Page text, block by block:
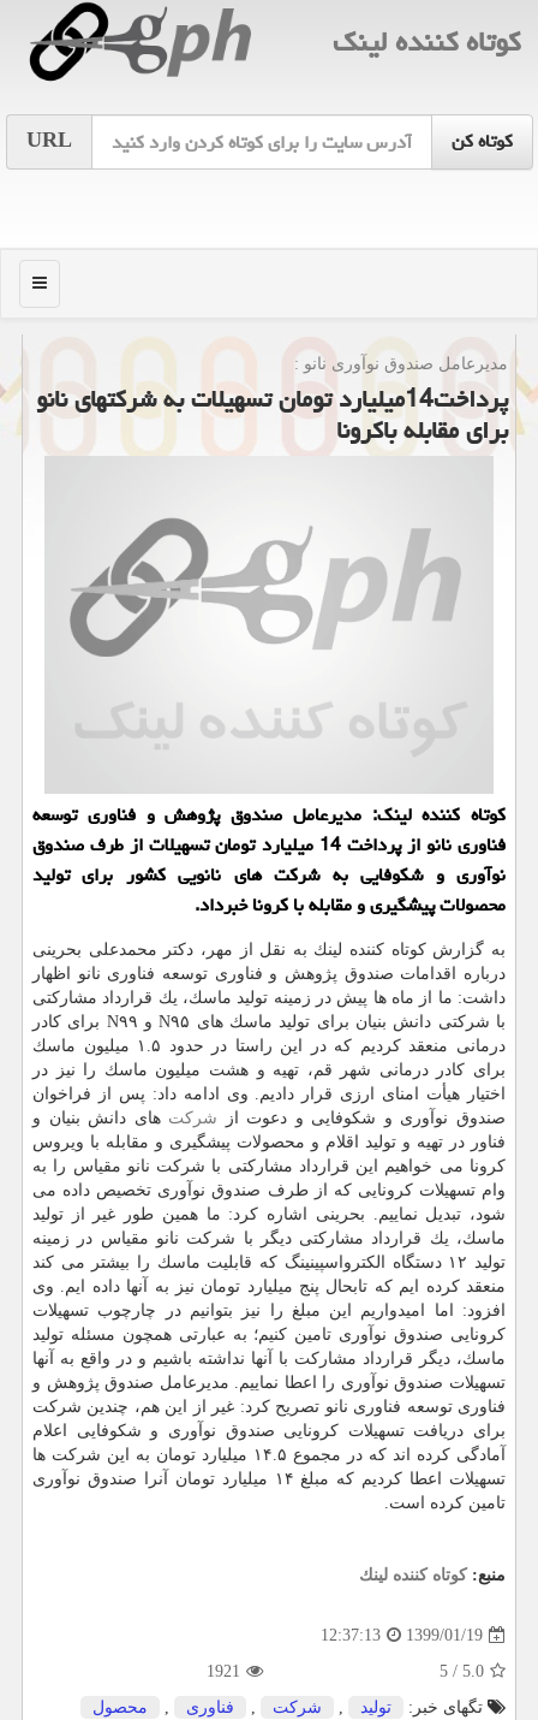
كوتاه كننده لینك
URL
منو
مدیرعامل صندوق نوآوری نانو :
پرداخت14میلیارد تومان تسهیلات به شركتهای نانو
برای مقابله باكرونا
كوتاه كننده لینك: مدیرعامل صندوق پژوهش و فناوری توسعه
فناوری نانو از پرداخت 14 میلیارد تومان تسهیلات از طرف صندوق
نوآوری و شكوفایی به شركت های نانویی كشور برای تولید
محصولات پیشگیری و مقابله با كرونا خبرداد.
به گزارش كوتاه كننده لینك به نقل از مهر، دكتر محمدعلی بحرینی
درباره اقدامات صندوق پژوهش و فناوری توسعه فناوری نانو اظهار
داشت: ما از ماه ها پیش در زمینه تولید ماسك، یك قرارداد مشاركتی
با شركتی دانش بنیان برای تولید ماسك های N۹۵ و N۹۹ برای كادر
درمانی منعقد كردیم كه در این راستا در حدود ۱.۵ میلیون ماسك
برای كادر درمانی شهر قم، تهیه و هشت میلیون ماسك را نیز در
اختیار هیأت امنای ارزی قرار دادیم. وی ادامه داد: پس از فراخوان
صندوق نوآوری و شكوفایی و دعوت از شركت های دانش بنیان و
فناور در تهیه و تولید اقلام و محصولات پیشگیری و مقابله با ویروس
كرونا می خواهیم این قرارداد مشاركتی با شركت نانو مقیاس را به
وام تسهیلات كرونایی كه از طرف صندوق نوآوری تخصیص داده می
شود، تبدیل نماییم. بحرینی اشاره كرد: ما همین طور غیر از تولید
ماسك، یك قرارداد مشاركتی دیگر با شركت نانو مقیاس در زمینه
تولید ۱۲ دستگاه الكترواسپینینگ كه قابلیت ماسك را بیشتر می كند
منعقد كرده ایم كه تابحال پنج میلیارد تومان نیز به آنها داده ایم. وی
افزود: اما امیدواریم این مبلغ را نیز بتوانیم در چارچوب تسهیلات
كرونایی صندوق نوآوری تامین كنیم؛ به عبارتی همچون مسئله تولید
ماسك، دیگر قرارداد مشاركت با آنها نداشته باشیم و در واقع به آنها
تسهیلات صندوق نوآوری را اعطا نماییم. مدیرعامل صندوق پژوهش و
فناوری توسعه فناوری نانو تصریح كرد: غیر از این هم، چندین شركت
برای دریافت تسهیلات كرونایی صندوق نوآوری و شكوفایی اعلام
آمادگی كرده اند كه در مجموع ۱۴.۵ میلیارد تومان به این شركت ها
تسهیلات اعطا كردیم كه مبلغ ۱۴ میلیارد تومان آنرا صندوق نوآوری
تامین كرده است.
منبع:كوتاه كننده لینك
1399/01/19
12:37:13
5.0
/
5
1921
تگهای خبر:
تولید , شركت , فناوری , محصول